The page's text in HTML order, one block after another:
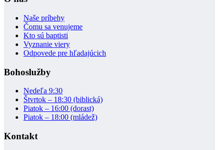
Naše príbehy
Čomu sa venujeme
Kto sú baptisti
Vyznanie viery
Odpovede pre hľadajúcich
Bohoslužby
Nedeľa 9:30
Štvrtok – 18:30 (biblická)
Piatok – 16:00 (dorast)
Piatok – 18:00 (mládež)
Kontakt